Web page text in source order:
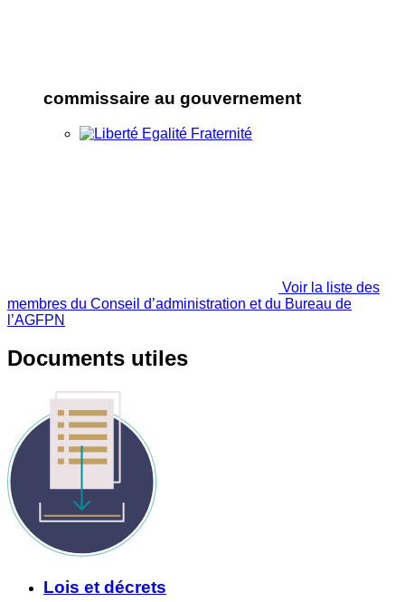
commissaire au gouvernement
Voir la liste des
membres du Conseil d’administration et du Bureau de
l’AGFPN
Documents utiles
Lois et décrets